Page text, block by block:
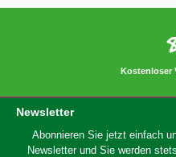
Kostenloser
Newsletter
Abonnieren Sie jetzt einfach
Newsletter und Sie werden